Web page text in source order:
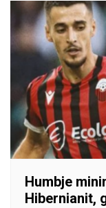
Humbje
Hibernianit,